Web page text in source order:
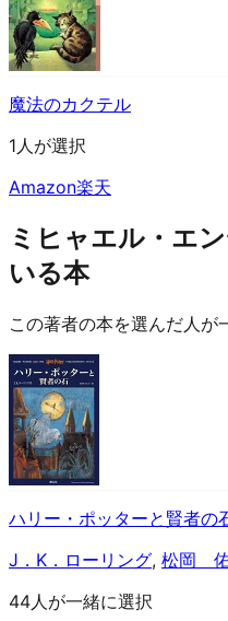
魔法のカクテル
1人が選択
Amazon楽天
ミヒャエル・エ
いる本
この著者の本を選んだ人が
ハリー・ポッターと賢者の
J．K．ローリング, 松岡
44人が一緒に選択